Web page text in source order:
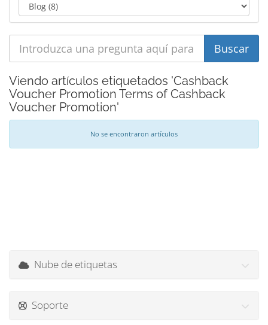
Viendo artículos etiquetados 'Cashback
Voucher Promotion Terms of Cashback
Voucher Promotion'
No se encontraron artículos
Nube de etiquetas
Soporte